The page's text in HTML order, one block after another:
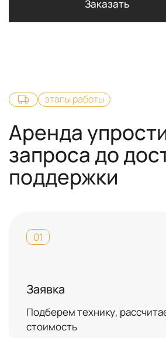
Заказать
этапы работы
Аренда
запроса до
поддержки
01
Заявка
Подберем технику,
стоимость